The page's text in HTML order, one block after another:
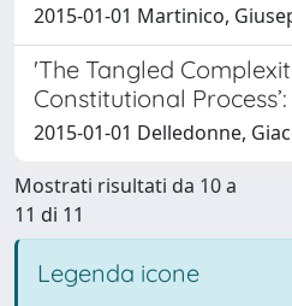
2015-01-01 Martinico,
'The Tangled
Constitutional
2015-01-01 Delledonne,
Mostrati risultati da 10 a
11 di 11
Legenda icone